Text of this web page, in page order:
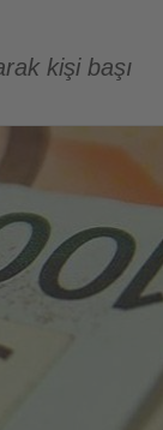
kişi başı